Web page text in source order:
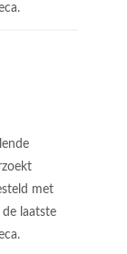
met
laatste